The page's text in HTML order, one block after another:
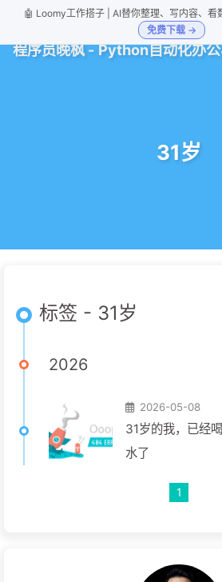
🤖 Loomy工作搭子 | AI替你整理、写内容、看
免费下载 →
程序员晚枫 - Python自动化办
31岁
标签 - 31岁
2026
2026-05-08
31岁的我，已经
水了
1